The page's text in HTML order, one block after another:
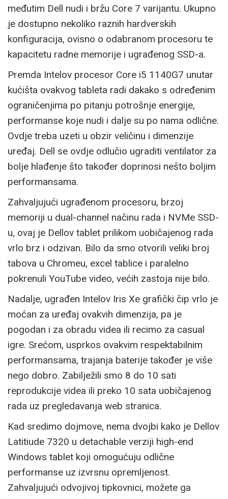
međutim Dell nudi i bržu Core 7 varijantu. Ukupno
je dostupno nekoliko raznih hardverskih
konfiguracija, ovisno o odabranom procesoru te
kapacitetu radne memorije i ugrađenog SSD-a.
Premda Intelov procesor Core i5 1140G7 unutar
kućišta ovakvog tableta radi dakako s određenim
ograničenjima po pitanju potrošnje energije,
performanse koje nudi i dalje su po nama odlične.
Ovdje treba uzeti u obzir veličinu i dimenzije
uređaj. Dell se ovdje odlučio ugraditi ventilator za
bolje hlađenje što također doprinosi nešto boljim
performansama.
Zahvaljujući ugrađenom procesoru, brzoj
memoriji u dual-channel načinu rada i NVMe SSD-
u, ovaj je Dellov tablet prilikom uobičajenog rada
vrlo brz i odzivan. Bilo da smo otvorili veliki broj
tabova u Chromeu, excel tablice i paralelno
pokrenuli YouTube video, većih zastoja nije bilo.
Nadalje, ugrađen Intelov Iris Xe grafički čip vrlo je
moćan za uređaj ovakvih dimenzija, pa je
pogodan i za obradu videa ili recimo za casual
igre. Srećom, usprkos ovakvim respektabilnim
performansama, trajanja baterije također je više
nego dobro. Zabilježili smo 8 do 10 sati
reprodukcije videa ili preko 10 sata uobičajenog
rada uz pregledavanja web stranica.
Kad sredimo dojmove, nema dvojbi kako je Dellov
Latitiude 7320 u detachable verziji high-end
Windows tablet koji omogućuju odlične
performanse uz izvrsnu opremljenost.
Zahvaljujući odvojivoj tipkovnici, možete ga